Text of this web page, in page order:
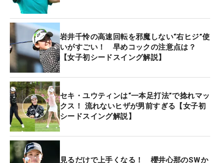
◇ ◇ ◇
岩井明愛 いわい・あきえ
2002年7月5日生まれ 20歳 埼玉県出身 身長
161センチ
メルセデス・ランキング40位 年間獲得賞金44位
（3296万1500円）
22年シーズンの主な成績（北海道meijiカップ5位タ
イ、富士通レディース2位など）
ドライビングディスタンス6位 251.75ヤード
フェアウェイキープ率51位 67.0476％
岩井千怜の高速回転を邪魔しない“右ヒジ”使
いがすごい！ 早めコックの注意点は？
【女子初シードスイング解説】
セキ・ユウティンは“一本足打法”で捻れマッ
クス！ 流れないヒザが男前すぎる【女子初
シードスイング解説】
見るだけで上手くなる！ 櫻井心那のSWか